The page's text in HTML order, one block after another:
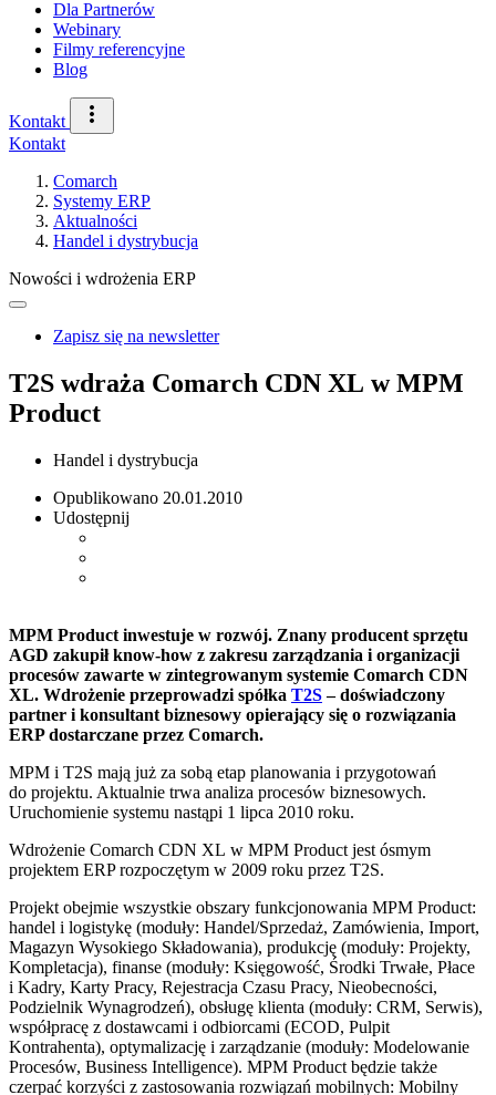
Dla Partnerów
Webinary
Filmy referencyjne
Blog
Kontakt
Kontakt
Comarch
Systemy ERP
Aktualności
Handel i dystrybucja
Nowości i wdrożenia ERP
Zapisz się na newsletter
T2S wdraża Comarch CDN XL w MPM
Product
Handel i dystrybucja
Opublikowano 20.01.2010
Udostępnij
MPM Product inwestuje w rozwój. Znany producent sprzętu
AGD zakupił know-how z zakresu zarządzania i organizacji
procesów zawarte w zintegrowanym systemie Comarch CDN
XL. Wdrożenie przeprowadzi spółka T2S– doświadczony
partner i konsultant biznesowy opierający się o rozwiązania
ERP dostarczane przez Comarch.
MPM i T2S mają już za sobą etap planowania i przygotowań
do projektu. Aktualnie trwa analiza procesów biznesowych.
Uruchomienie systemu nastąpi 1 lipca 2010 roku.
Wdrożenie Comarch CDN XL w MPM Product jest ósmym
projektem ERP rozpoczętym w 2009 roku przez T2S.
Projekt obejmie wszystkie obszary funkcjonowania MPM Product:
handel i logistykę (moduły: Handel/Sprzedaż, Zamówienia, Import,
Magazyn Wysokiego Składowania), produkcję (moduły: Projekty,
Kompletacja), finanse (moduły: Księgowość, Środki Trwałe, Płace
i Kadry, Karty Pracy, Rejestracja Czasu Pracy, Nieobecności,
Podzielnik Wynagrodzeń), obsługę klienta (moduły: CRM, Serwis),
współpracę z dostawcami i odbiorcami (ECOD, Pulpit
Kontrahenta), optymalizację i zarządzanie (moduły: Modelowanie
Procesów, Business Intelligence). MPM Product będzie także
czerpać korzyści z zastosowania rozwiązań mobilnych: Mobilny